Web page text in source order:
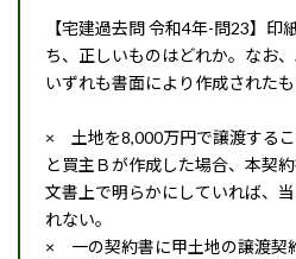
【宅建過去問 令和4年-問23】印
ち、正しいものはどれか。なお
いずれも書面により作成されたも
× 土地を8,000万円で譲渡する
と買主Ｂが作成した場合、本契
文書上で明らかにしていれば、
れない。
× 一の契約書に甲土地の譲渡契